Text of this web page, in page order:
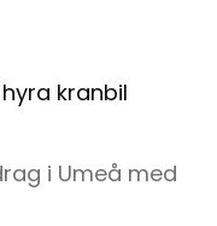
kranbil